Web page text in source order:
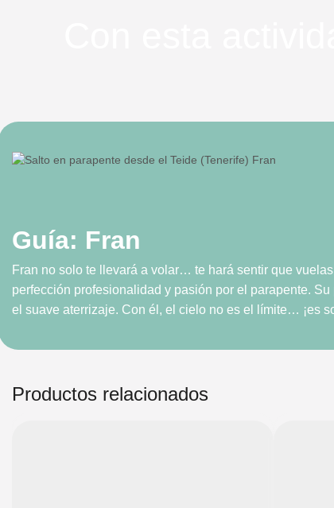
Guía: Fran
Fran no solo te llevará a volar… te hará sentir que
perfección profesionalidad y pasión por el parapente.
el suave aterrizaje. Con él, el cielo no es el límite… ¡es
Productos relacionados